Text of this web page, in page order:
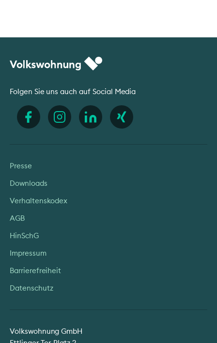
Volkswohnung GmbH
Folgen Sie uns auch auf Social Media
Presse
Downloads
Verhaltenskodex
AGB
HinSchG
Impressum
Barrierefreiheit
Datenschutz